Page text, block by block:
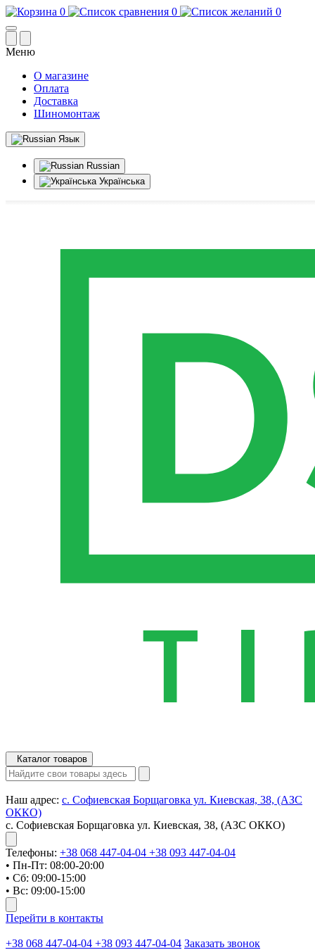
0 0 0
Меню
О магазине
Оплата
Доставка
Шиномонтаж
Язык
Russian
Українська
Каталог товаров
Наш адрес: с. Софиевская Борщаговка ул. Киевская, 38, (АЗС
ОККО)
с. Софиевская Борщаговка ул. Киевская, 38, (АЗС ОККО)
Телефоны: +38 068 447-04-04 +38 093 447-04-04
• Пн-Пт: 08:00-20:00
• Сб: 09:00-15:00
• Вс: 09:00-15:00
Перейти в контакты
+38 068 447-04-04 +38 093 447-04-04 Заказать звонок